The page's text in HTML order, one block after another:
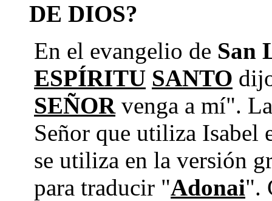
DE DIOS?
En el evangelio de San
ESPÍRITU SANTO
SEÑORvenga a mí".
Señor que utiliza Isabel
se utiliza en la versión
para traducir "Adonai".